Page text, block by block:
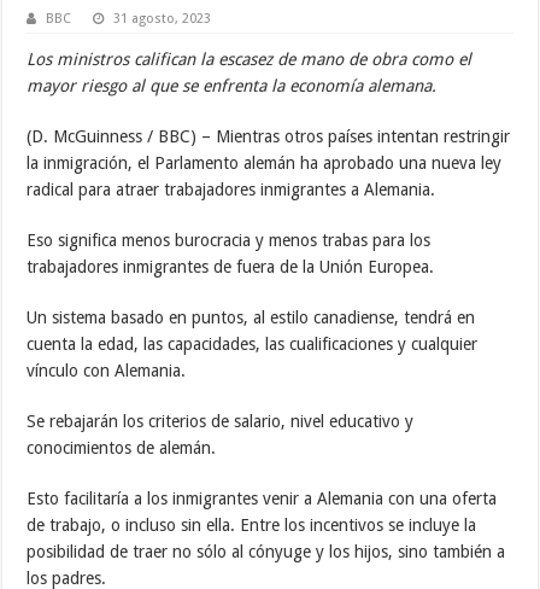
BBC 31 agosto, 2023
Los ministros califican la escasez de mano de obra como el
mayor riesgo al que se enfrenta la economía alemana.
(D. McGuinness / BBC) – Mientras otros países intentan restringir
la inmigración, el Parlamento alemán ha aprobado una nueva ley
radical para atraer trabajadores inmigrantes a Alemania.
Eso significa menos burocracia y menos trabas para los
trabajadores inmigrantes de fuera de la Unión Europea.
Un sistema basado en puntos, al estilo canadiense, tendrá en
cuenta la edad, las capacidades, las cualificaciones y cualquier
vínculo con Alemania.
Se rebajarán los criterios de salario, nivel educativo y
conocimientos de alemán.
Esto facilitaría a los inmigrantes venir a Alemania con una oferta
de trabajo, o incluso sin ella. Entre los incentivos se incluye la
posibilidad de traer no sólo al cónyuge y los hijos, sino también a
los padres.